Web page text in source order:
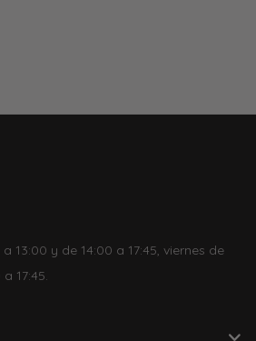
13:00 y de 14:00 a 17:45, viernes de
17:45.